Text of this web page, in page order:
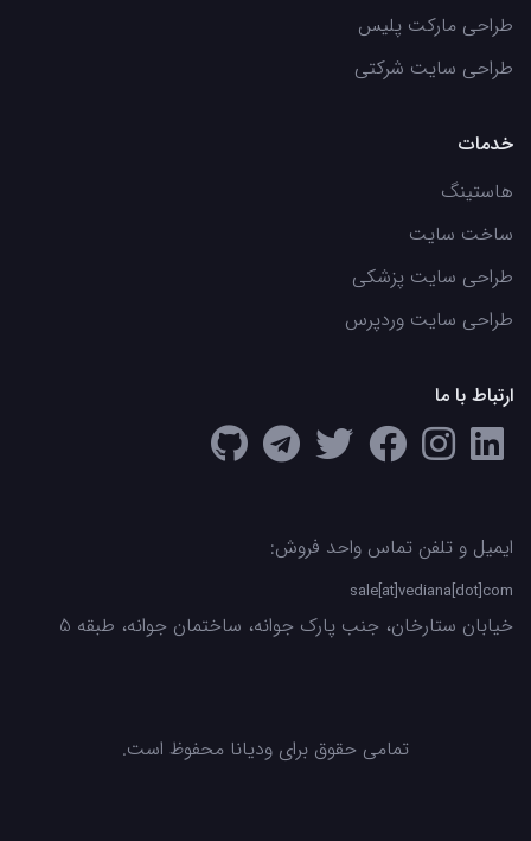
طراحی مارکت پلیس
طراحی سایت شرکتی
خدمات
هاستینگ
ساخت سایت
طراحی سایت پزشکی
طراحی سایت وردپرس
ارتباط با ما
ایمیل و تلفن تماس واحد فروش:
sale[at]vediana[dot]com
خیابان ستارخان، جنب پارک جوانه، ساختمان جوانه، طبقه 5
تمامی حقوق برای ودیانا محفوظ است.